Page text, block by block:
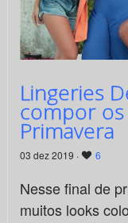
Lingeries
compor
Primavera
03 dez 2019 · 6
Nesse final de
muitos looks